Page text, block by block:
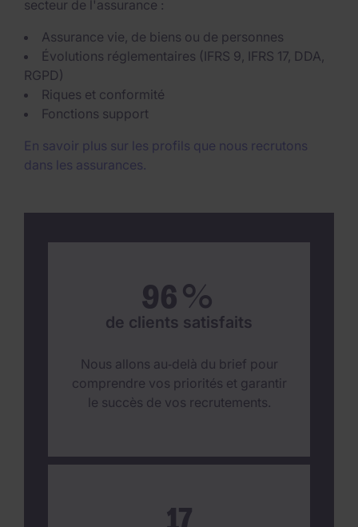
secteur de l'assurance :
Assurance vie, de biens ou de personnes
Évolutions réglementaires (IFRS 9, IFRS 17, DDA,
RGPD)
Riques et conformité
Fonctions support
En savoir plus sur les profils que nous recrutons
dans les assurances.
96%
de clients satisfaits
Nous allons au‑delà du brief pour
comprendre vos priorités et garantir
le succès de vos recrutements.